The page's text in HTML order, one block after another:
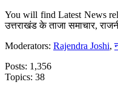
You will find Latest News
उत्तराखंड के ताजा समाचार,
Moderators: Rajendra Joshi,
Posts: 1,356
Topics: 38